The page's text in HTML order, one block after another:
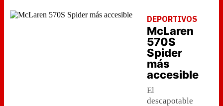
DEPORTIVOS
McLaren
570S
Spider
más
accesible
El
descapotable